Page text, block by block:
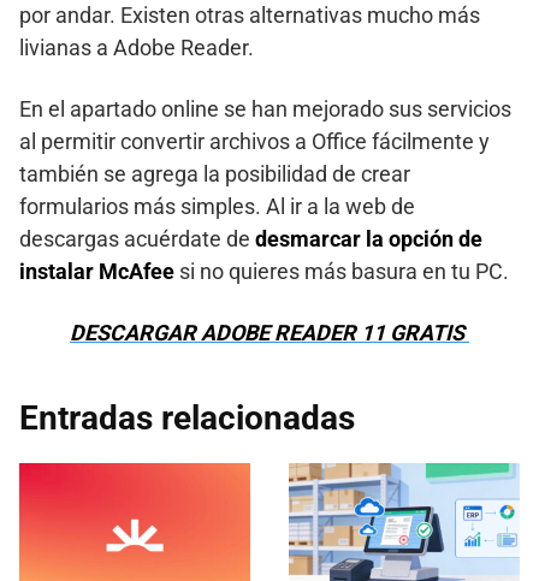
por andar. Existen otras alternativas mucho más
livianas a Adobe Reader.
En el apartado online se han mejorado sus servicios
al permitir convertir archivos a Office fácilmente y
también se agrega la posibilidad de crear
formularios más simples. Al ir a la web de
descargas acuérdate de desmarcar la opción de
instalar McAfee si no quieres más basura en tu PC.
DESCARGAR ADOBE READER 11 GRATIS
Entradas relacionadas